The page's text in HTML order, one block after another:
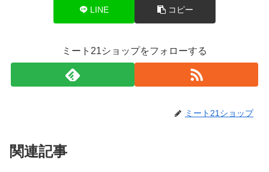
LINE コピー
ミート21ショップをフォローする
ミート21ショップ
関連記事